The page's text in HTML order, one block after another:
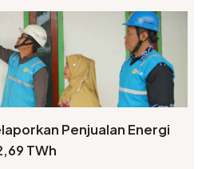
Penjualan Energi
TWh